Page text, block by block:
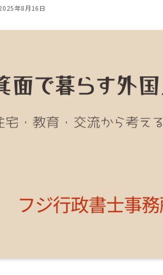
年8月16日